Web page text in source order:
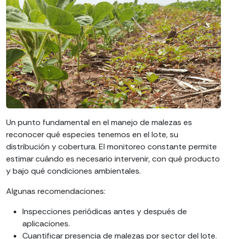
Un punto fundamental en el manejo de malezas es
reconocer qué especies tenemos en el lote, su
distribución y cobertura. El monitoreo constante permite
estimar cuándo es necesario intervenir, con qué producto
y bajo qué condiciones ambientales.
Algunas recomendaciones:
Inspecciones periódicas antes y después de
aplicaciones.
Cuantificar presencia de malezas por sector del lote.